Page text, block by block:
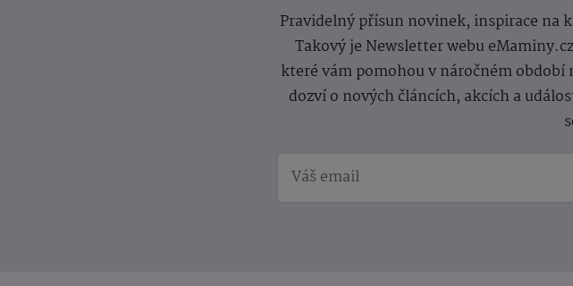
Pravidelný přísun novinek, inspirace na
Takový je Newsletter webu
které vám pomohou v náročném
dozví o nových článcích, akcích a